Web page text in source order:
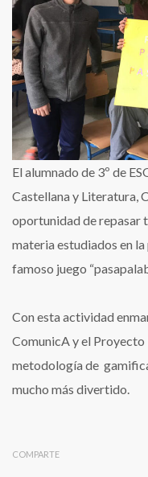
El alumnado de 3º de
Castellana y Literatura,
oportunidad de repasar
materia estudiados en
famoso juego
Con esta actividad
ComunicA y el
metodología de
mucho más divertido.
COMPARTE